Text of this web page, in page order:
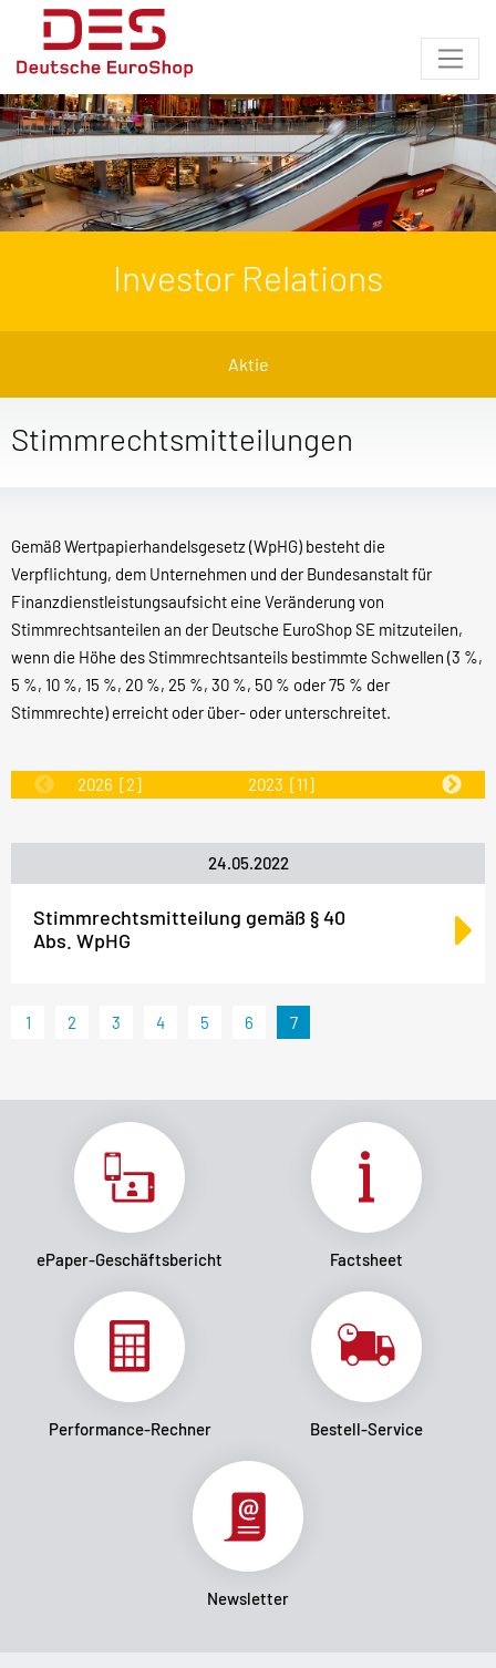
Investor Relations
Aktie
Stimmrechtsmitteilungen
Gemäß Wertpapierhandelsgesetz (WpHG) besteht die
Verpflichtung, dem Unternehmen und der Bundesanstalt für
Finanzdienstleistungsaufsicht eine Veränderung von
Stimmrechtsanteilen an der Deutsche EuroShop SE mitzuteilen,
wenn die Höhe des Stimmrechtsanteils bestimmte Schwellen (3 %,
5 %, 10 %, 15 %, 20 %, 25 %, 30 %, 50 % oder 75 % der
Stimmrechte) erreicht oder über- oder unterschreitet.
2026 [2] 2023 [11] 2022
24.05.2022
Stimmrechtsmitteilung gemäß § 40
Abs. WpHG
1 2 3 4 5 6 7
ePaper-Geschäftsbericht Factsheet
Performance-Rechner Bestell-Service
Newsletter